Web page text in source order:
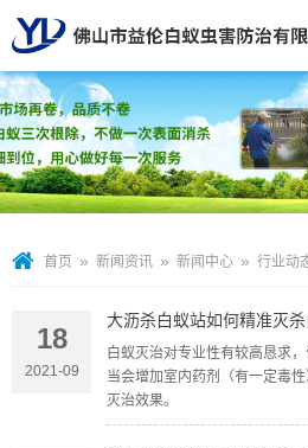
首页 » 新闻资讯 » 新闻中心 » 行业动
18
2021-09
大沥杀白蚁站如何精准灭
白蚁灭治对专业性有较高恳求
当会增加室内药剂（有一定毒
灭治效果。